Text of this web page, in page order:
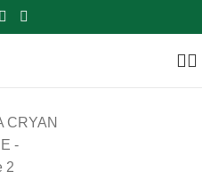
3341056025 - 3886572748